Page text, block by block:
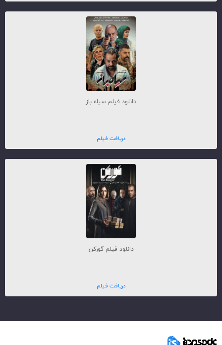
دانلود فیلم سیاه باز
دریافت فیلم
دانلود فیلم گورکن
دریافت فیلم